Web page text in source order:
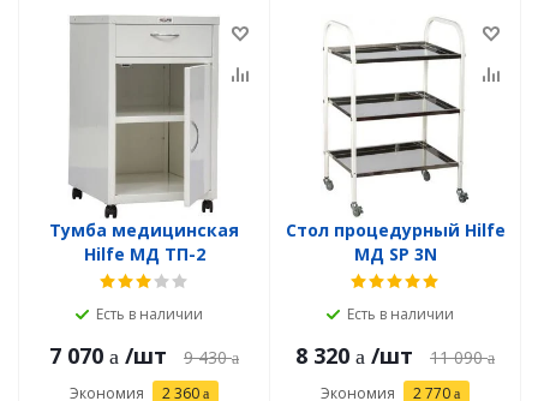
Тумба медицинская
Hilfe МД ТП-2
Есть в наличии
7 070 /шт 9 430
Экономия 2 360
Стол процедурный Hilfe
МД SP 3N
Есть в наличии
8 320 /шт 11 090
Экономия 2 770